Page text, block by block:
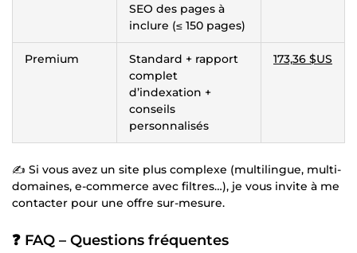
SEO des pages à
inclure (≤ 150 pages)
Premium
Standard + rapport
complet
d’indexation +
conseils
personnalisés
173,36 $US
✍️ Si vous avez un site plus complexe (multilingue, multi-
domaines, e-commerce avec filtres…), je vous invite à me
contacter pour une offre sur-mesure.
❓ FAQ – Questions fréquentes